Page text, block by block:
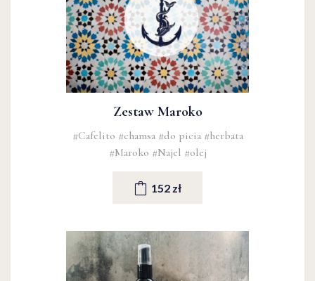
Zestaw Maroko
#Cafelito #chamsa #do picia #herbata
#Maroko #Najel #olej
152 zł